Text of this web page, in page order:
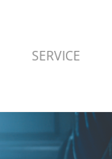
SERVICE